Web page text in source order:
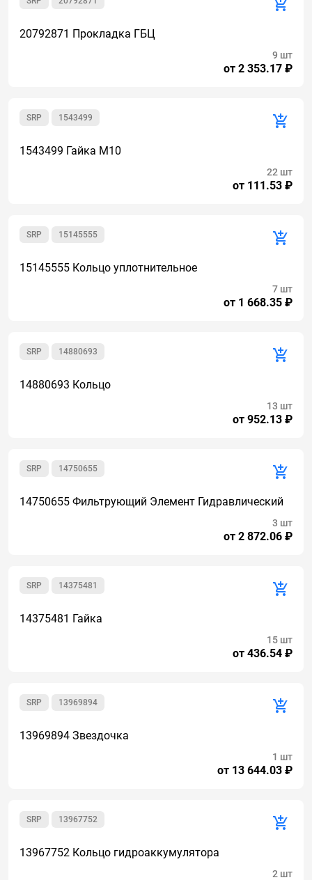
20792871 Прокладка ГБЦ
от 2 353.17 ₽
9 шт
1543499
SRP
1543499 Гайка М10
от 111.53 ₽
22 шт
15145555
SRP
15145555 Кольцо уплотнительное
от 1 668.35 ₽
7 шт
14880693
SRP
14880693 Кольцо
от 952.13 ₽
13 шт
14750655
SRP
14750655 Фильтрующий Элемент Гидравлический
от 2 872.06 ₽
3 шт
14375481
SRP
14375481 Гайка
от 436.54 ₽
15 шт
13969894
SRP
13969894 Звездочка
от 13 644.03 ₽
1 шт
13967752
SRP
13967752 Кольцо гидроаккумулятора
2 шт